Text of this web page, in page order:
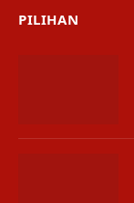
PILIHAN